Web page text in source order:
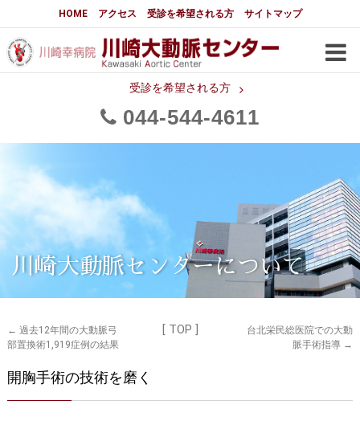
HOME アクセス 受診を希望される方 サイトマップ
受診を希望される方
044 544 4611
大動脈センターについて
はじめに 大動脈センターについて
メディアでの紹介
都道府県別患者マップ 都道府県別紹介病院
大動脈瘤について 基本編
3分でわかる大動脈瘤・大動脈
大動脈瘤
大動脈解離（解離性大動脈瘤）
胸部大動脈瘤の治療
腹部大動脈瘤の治療 急性大動脈解離の治療
何歳まで手術は可能か？ インフォームドコンセント
川崎大動脈センターについて
← 過去12年間の大動脈弓
部置換術1,919症例の結果
[ TOP ]
台北栄民総医院での大動
脈手術指導 →
開胸手術の技術を磨く